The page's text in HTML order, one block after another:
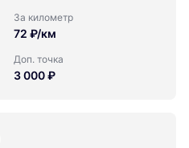
За километр
72 ₽/км
Доп. точка
3 000 ₽